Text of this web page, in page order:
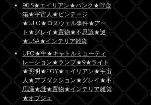
90'S★エイリアン★バンク★貯金
箱★宇宙人★ビンテージ
★UFO★ロズウェル事件★アー
ト★グレイ★置物★不思議★謎
★USA★インテリア雑貨
UFO★牛★キャトルミューティ
レーション★ランプ★9★ライト
★照明★TOY★エイリアン★宇宙
人★アブダクション★グレイ★不
思議★謎★置物★インテリア雑貨
★オブジェ